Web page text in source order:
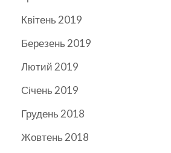
Квітень 2019
Березень 2019
Лютий 2019
Січень 2019
Грудень 2018
Жовтень 2018